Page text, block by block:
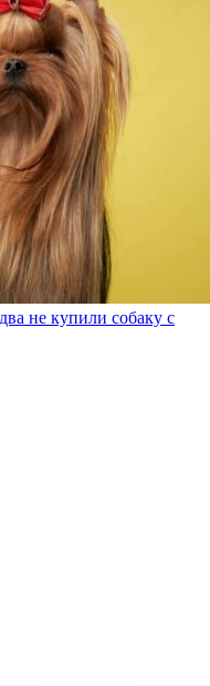
не купили собаку с